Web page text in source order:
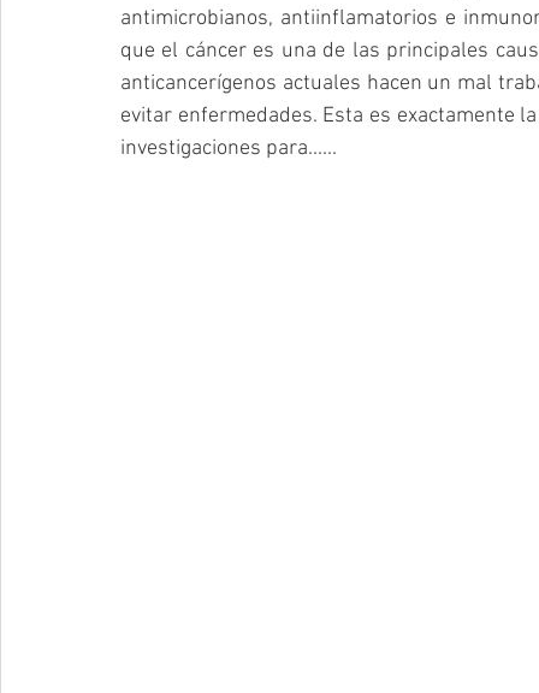
antimicrobianos, antiinflamatorios e
que el cáncer es una de las principales
anticancerígenos actuales hacen un mal
evitar enfermedades. Esta es exactamente
investigaciones para......